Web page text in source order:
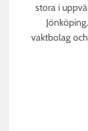
stora i
vaktbolag